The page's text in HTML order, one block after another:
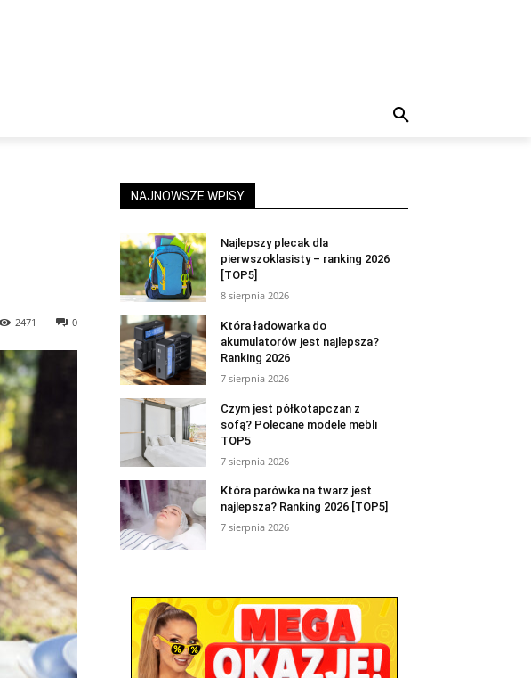
0
2471
NAJNOWSZE WPISY
Najlepszy plecak dla
pierwszoklasisty – ranking 2026
[TOP5]
8 sierpnia 2026
Która ładowarka do
akumulatorów jest najlepsza?
Ranking 2026
7 sierpnia 2026
Czym jest półkotapczan z
sofą? Polecane modele mebli
TOP5
7 sierpnia 2026
Która parówka na twarz jest
najlepsza? Ranking 2026 [TOP5]
7 sierpnia 2026